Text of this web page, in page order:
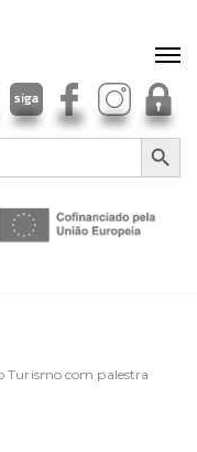
SEARCH
Turismo com palestra